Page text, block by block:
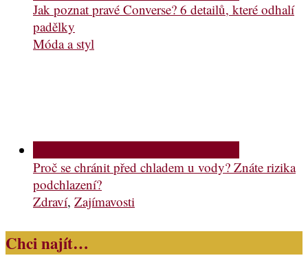
Jak poznat pravé Converse? 6 detailů, které odhalí
padělky
Móda a styl
Proč se chránit před chladem u vody? Znáte rizika
podchlazení?
Zdraví, Zajímavosti
Chci najít…